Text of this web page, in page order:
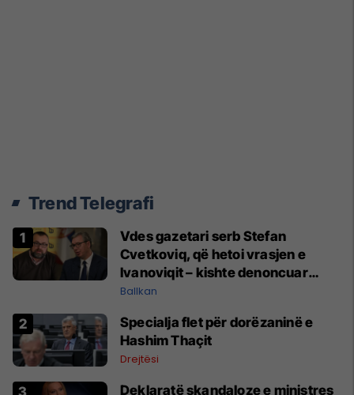
Trend Telegrafi
Vdes gazetari serb Stefan
Cvetkoviq, që hetoi vrasjen e
Ivanoviqit – kishte denoncuar
kërcënime ndaj vëllezërve Vuçiq
Ballkan
Specialja flet për dorëzaninë e
Hashim Thaçit
Drejtësi
Deklaratë skandaloze e ministres